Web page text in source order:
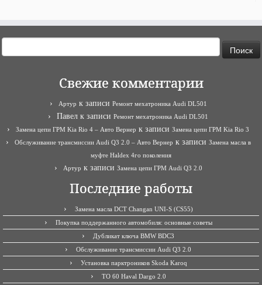
Свежие комментарии
Артур к записи Ремонт мехатроника Audi DL501
Павел к записи Ремонт мехатроника Audi DL501
Замена цепи ГРМ Kia Rio 4 – Авто Вернер к записи Замена цепи ГРМ Kia Rio 3
Обслуживание трансмиссии Audi Q3 2.0 – Авто Вернер к записи Замена масла в
муфте Haldex 4го поколения
Артур к записи Замена цепи ГРМ Audi Q3 2.0
Последние работы
Замена масла DCT Changan UNI-S (CS55)
Покупка поддержанного автомобиля: основные советы
Дубликат ключа BMW BDC3
Обслуживание трансмиссии Audi Q3 2.0
Установка парктроников Skoda Karoq
ТО 60 Haval Dargo 2.0